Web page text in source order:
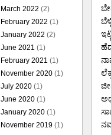
March 2022 (2)
February 2022 (1)
January 2022 (2)
June 2021 (1)
February 2021 (1)
November 2020 (1)
July 2020 (1)
June 2020 (1)
January 2020 (1)
November 2019 (1)